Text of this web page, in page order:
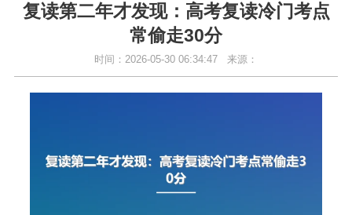
复读第二年才发现：高考复读冷门考点
常偷走30分
时间：2026-05-30 06:34:47 来源：